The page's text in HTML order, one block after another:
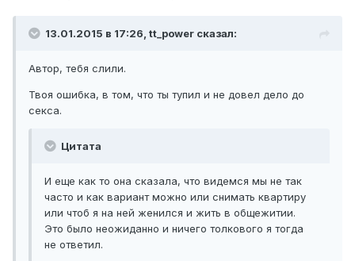
13.01.2015 в 17:26, tt_power сказал:
Автор, тебя слили.
Твоя ошибка, в том, что ты тупил и не довел дело до
секса.
Цитата
И еще как то она сказала, что видемся мы не так
часто и как вариант можно или снимать квартиру
или чтоб я на ней женился и жить в общежитии.
Это было неожиданно и ничего толкового я тогда
не ответил.